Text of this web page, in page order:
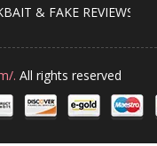
& FAKE REVIEWS
. All rights reserved